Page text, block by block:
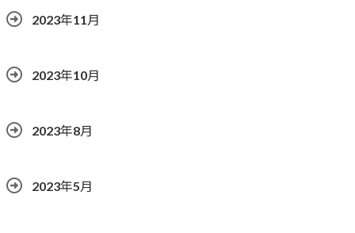
2023年11月
2023年10月
2023年8月
2023年5月